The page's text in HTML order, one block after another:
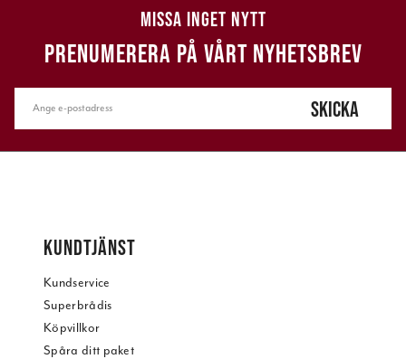
MISSA INGET NYTT
PRENUMERERA PÅ VÅRT NYHETSBREV
SKICKA
KUNDTJÄNST
Kundservice
Superbrådis
Köpvillkor
Spåra ditt paket